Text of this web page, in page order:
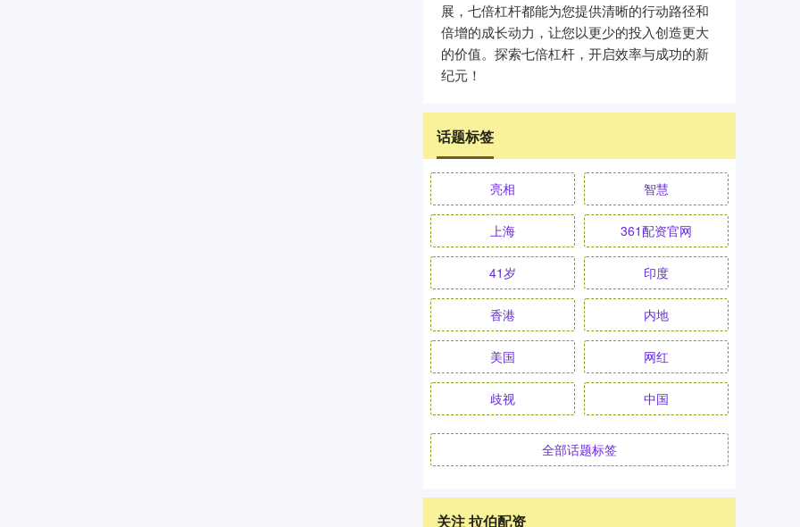
展，七倍杠杆都能为您提供清晰的行动路径和
倍增的成长动力，让您以更少的投入创造更大
的价值。探索七倍杠杆，开启效率与成功的新
纪元！
话题标签
亮相 智慧
上海 361配资官网
41岁 印度
香港 内地
美国 网红
歧视 中国
全部话题标签
关注 拉伯配资